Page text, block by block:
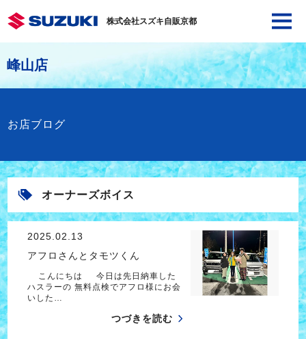
株式会社スズキ自販京都
峰山店
お店ブログ
オーナーズボイス
2025.02.13
アフロさんとタモツくん
こんにちは 今日は先日納車した
ハスラーの 無料点検でアフロ様にお会
いした…
つづきを読む